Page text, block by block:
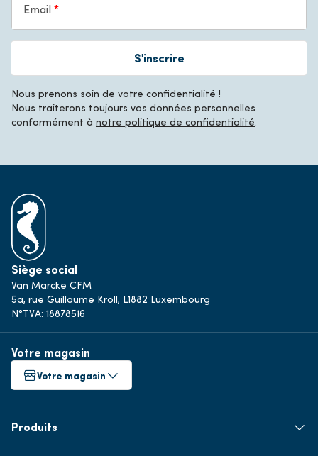
Email
S'inscrire
Nous prenons soin de votre confidentialité !
Nous traiterons toujours vos données personnelles
conformément à notre politique de confidentialité.
Siège social
Van Marcke CFM
5a, rue Guillaume Kroll, L1882 Luxembourg
N°TVA: 18878516
Votre magasin
Votre magasin
Produits